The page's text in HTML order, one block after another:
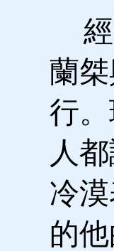
經
蘭
行
人
冷
的